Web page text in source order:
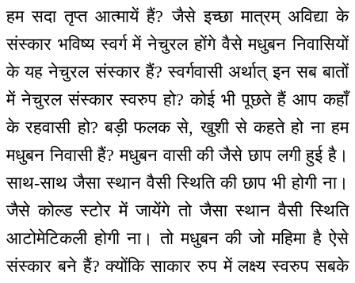
हम सदा तृप्त आत्मायें हैं? जैसे इच्छा मात्रम् अविद्या के
संस्कार भविष्य स्वर्ग में नेचुरल होंगे वैसे मधुबन निवासियों
के यह नेचुरल संस्कार हैं? स्वर्गवासी अर्थात् इन सब बातों
में नेचुरल संस्कार स्वरुप हो? कोई भी पूछते हैं आप कहाँ
के रहवासी हो? बड़ी फलक से, खुशी से कहते हो ना हम
मधुबन निवासी हैं? मधुबन वासी की जैसे छाप लगी हुई है।
साथ-साथ जैसा स्थान वैसी स्थिति की छाप भी होगी ना।
जैसे कोल्ड स्टोर में जायेंगे तो जैसा स्थान वैसी स्थिति
आटोमेटिकली होगी ना। तो मधुबन की जो महिमा है ऐसे
संस्कार बने हैं? क्योंकि साकार रुप में लक्ष्य स्वरुप सबके